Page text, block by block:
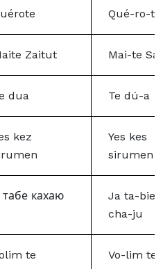
Qué-ro-te
Zaitut Mai-te
dua Te dú-a
kez
Yes kes
sirumen
кахаю
Ja ta-bie
cha-ju
te Vo-lim te